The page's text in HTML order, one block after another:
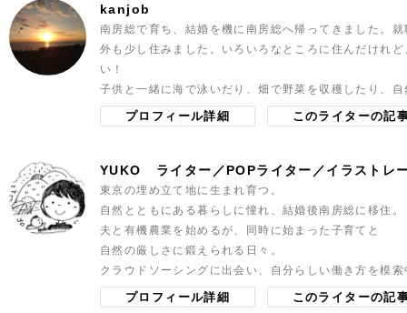
kanjob
南房総で育ち、結婚を機に南房総へ帰ってきました。
外も少し住みました。いろいろなところに住んだけれ
い！
子供と一緒に海で泳いだり、畑で野菜を収穫したり、
プロフィール詳細 このライターの記
YUKO ライター／POPライター／イラストレ
東京の埋め立て地に生まれ育つ。
自然とともにある暮らしに憧れ、結婚後南房総に移住。
夫と有機農業を始めるが、同時に始まった子育てと
自然の厳しさに鍛えられる日々。
クラウドソーシングに出会い、自分らしい働き方を模索
プロフィール詳細 このライターの記